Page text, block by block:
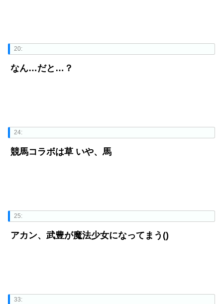
20:
なん…だと…？
24:
競馬コラボは草 いや、馬
25:
アカン、武豊が魔法少女になってまう()
33: